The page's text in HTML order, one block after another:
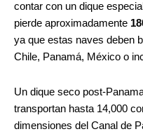
contar con un dique
pierde aproximadamente
ya que estas naves deben
Chile, Panamá, México o
Un dique seco post-
transportan hasta 14,000
dimensiones del Canal de